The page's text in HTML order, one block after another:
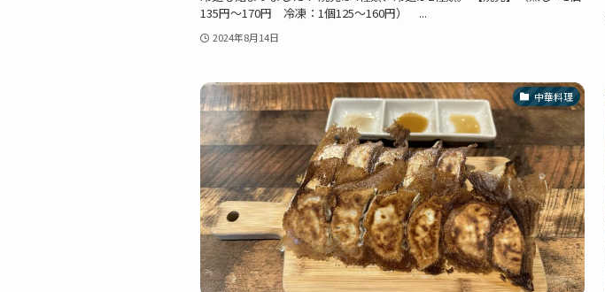
135円～170円 冷凍：1個125～160円） ...
2024年8月14日
中華料理